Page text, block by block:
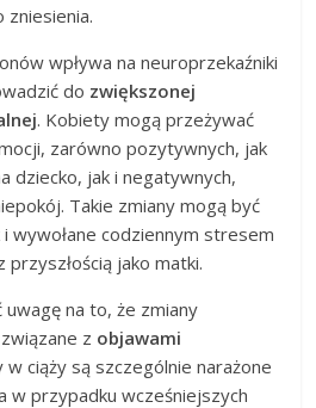
zniesienia.
wpływa na neuroprzekaźniki
do zwiększonej
. Kobiety mogą przeżywać
zarówno pozytywnych, jak
dziecko, jak i negatywnych,
Takie zmiany mogą być
wywołane codziennym stresem
przyszłością jako matki.
na to, że zmiany
z objawami
w ciąży są szczególnie narażone
w przypadku wcześniejszych